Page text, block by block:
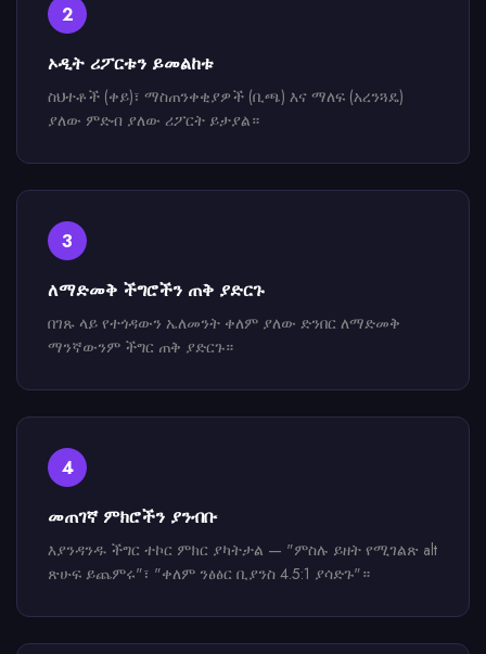
2
ኦዲት ሪፖርቱን ይመልከቱ
ስህተቶች (ቀይ)፣ ማስጠንቀቂያዎች (ቢጫ) እና ማለፍ (አረንጓዴ)
ያለው ምድብ ያለው ሪፖርት ይታያል።
3
ለማድመቅ ችግሮችን ጠቅ ያድርጉ
በገጹ ላይ የተጎዳውን ኤለመንት ቀለም ያለው ድንበር ለማድመቅ
ማንኛውንም ችግር ጠቅ ያድርጉ።
4
መጠገኛ ምክሮችን ያንብቡ
እያንዳንዱ ችግር ተኮር ምክር ያካትታል — "ምስሉ ይዘት የሚገልጽ alt
ጽሁፍ ይጨምሩ"፣ "ቀለም ንፅፅር ቢያንስ 4.5:1 ያሳድጉ"።